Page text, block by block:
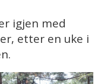
igjen med
etter en uke i